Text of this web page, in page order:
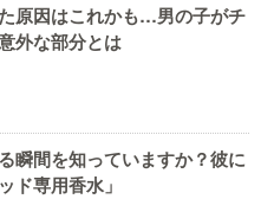
原因はこれかも…男の子がチ
外な部分とは
瞬間を知っていますか？彼に
ド専用香水」